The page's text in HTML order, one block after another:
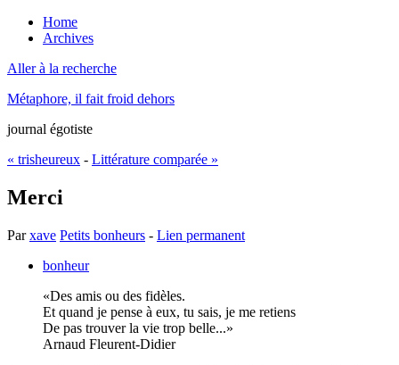
Home
Archives
Aller à la recherche
Métaphore, il fait froid dehors
journal égotiste
« trisheureux - Littérature comparée »
Merci
Parxave Petits bonheurs - Lien permanent
bonheur
Des amis ou des fidèles.
Et quand je pense à eux, tu sais, je me retiens
De pas trouver la vie trop belle...
Arnaud Fleurent-Didier